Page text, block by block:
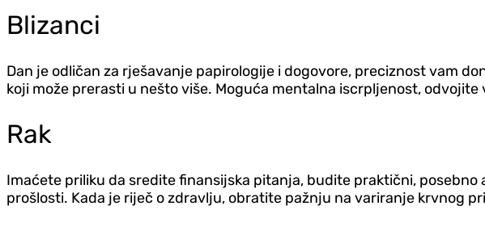
Blizanci
Dan je odličan za rješavanje papirologije i dogovore, preciznost vam
koji može prerasti u nešto više. Moguća mentalna iscrpljenost, odvojite
Rak
Imaćete priliku da sredite finansijska pitanja, budite praktični,
prošlosti. Kada je riječ o zdravlju, obratite pažnju na variranje krvnog